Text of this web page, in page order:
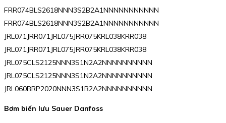
FRR074BLS2618NNN3S2B2A1NNNNNNNNNNN
FRR074BLS2618NNN3S2B2A1NNNNNNNNNNN
JRL071JRR071JRL075JRR075KRL038KRR038
JRL071JRR071JRL075JRR075KRL038KRR038
JRL075CLS2125NNN3S1N2A2NNNNNNNNNN
JRL075CLS2125NNN3S1N2A2NNNNNNNNNN
JRL060BRP2020NNN3S1B2A2NNNNNNNNNN
Bơm biến lưu Sauer Danfoss